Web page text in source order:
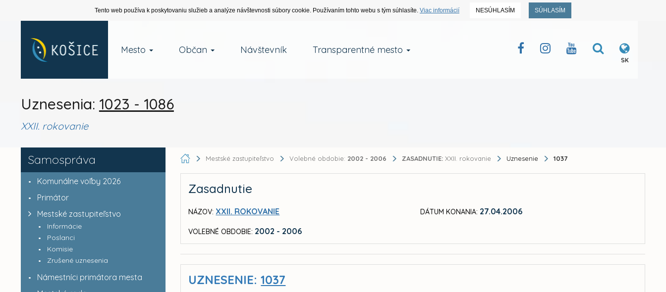
Tento web používa k poskytovaniu služieb a analýze návštevnosti súbory cookie. Používaním tohto webu s tým súhlasíte. Viac informácií NESÚHLASÍM SÚHLASÍM
Mesto Občan Návštevník Transparentné mesto
SK
Uznesenia: 1023 - 1086
XXII. rokovanie
Samospráva
Komunálne voľby 2026
Primátor
Mestské zastupiteľstvo
Informácie
Poslanci
Komisie
Zrušené uznesenia
Námestníci primátora mesta
Mestské zastupiteľstvo Volebné obdobie: 2002 - 2006 ZASADNUTIE: XXII. rokovanie Uznesenie 1037
Zasadnutie
NÁZOV: XXII. ROKOVANIE
VOLEBNÉ OBDOBIE: 2002 - 2006
DÁTUM KONANIA: 27.04.2006
UZNESENIE:1037